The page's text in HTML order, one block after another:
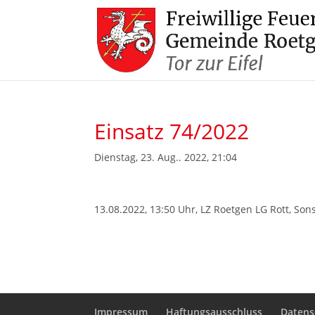
Einsatz 74/2022
Dienstag, 23. Aug.. 2022, 21:04
13.08.2022, 13:50 Uhr, LZ Roetgen LG Rott,
Impressum Haftungsausschluss